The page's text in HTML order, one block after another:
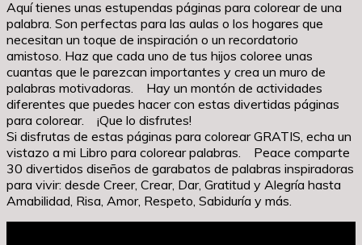
Aquí tienes unas estupendas páginas para colorear de una
palabra. Son perfectas para las aulas o los hogares que
necesitan un toque de inspiración o un recordatorio
amistoso. Haz que cada uno de tus hijos coloree unas
cuantas que le parezcan importantes y crea un muro de
palabras motivadoras. Hay un montón de actividades
diferentes que puedes hacer con estas divertidas páginas
para colorear. ¡Que lo disfrutes!
Si disfrutas de estas páginas para colorear GRATIS, echa un
vistazo a mi Libro para colorear palabras. Peace comparte
30 divertidos diseños de garabatos de palabras inspiradoras
para vivir: desde Creer, Crear, Dar, Gratitud y Alegría hasta
Amabilidad, Risa, Amor, Respeto, Sabiduría y más.